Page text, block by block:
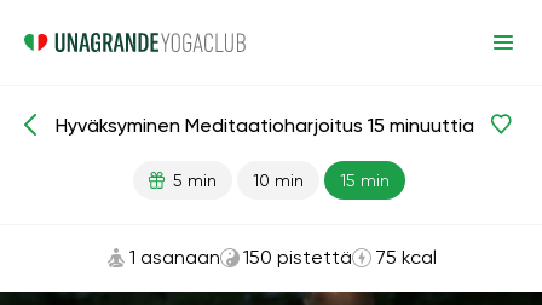
Meditaatiot ja hengitys Hyväksyminen
Hyväksyminen Meditaatioharjoitus 15 minuuttia
5 min 10 min 15 min
1 asanaan 150 pistettä 75 kcal